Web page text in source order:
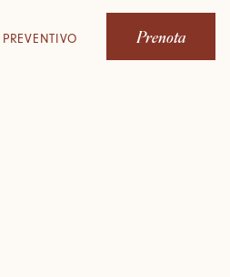
PREVENTIVO Prenota